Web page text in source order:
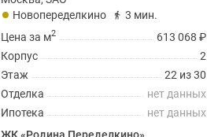
Новопеределкино
3 мин.
613 068 ₽
Цена за м2
2
Корпус
22 из 30
Этаж
нет данных
Отделка
нет данных
Ипотека
ЖК «Родина Переделкино»